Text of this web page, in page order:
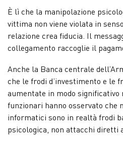
È lì che la manipolazione
vittima non viene violata in
relazione crea fiducia. Il
collegamento raccoglie il
Anche la Banca centrale
che le frodi d’investimento e le
aumentate in modo
funzionari hanno osservato
informatici sono in realtà frodi
psicologica, non attacchi diretti